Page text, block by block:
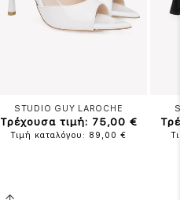
STUDIO GUY LAROCHE
Τρέχουσα τιμή: 75,00 €
Τιμή καταλόγου: 89,00 €